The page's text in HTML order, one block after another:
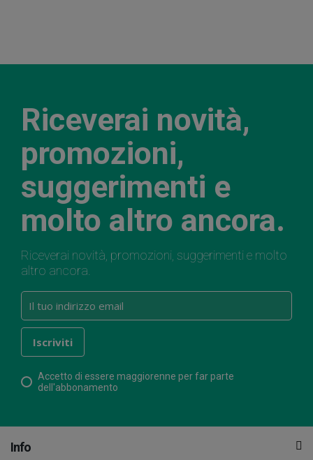
Riceverai novità,
promozioni,
suggerimenti e
molto altro ancora.
Riceverai novità, promozioni, suggerimenti e molto
altro ancora.
Accetto di essere maggiorenne per far parte
dell'abbonamento
Info